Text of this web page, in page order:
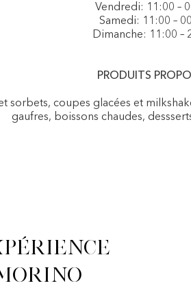
Vendredi: 11:00 –
Samedi: 11:00 –
Dimanche: 11:00 –
PRODUITS
sorbets, coupes glacées et
gaufres, boissons chaudes,